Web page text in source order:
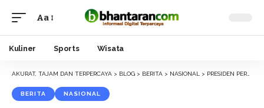
Font
Resizer
Aa
Kuliner Sports Wisata
AKURAT, TAJAM DAN TERPERCAYA > BLOG > BERITA > NASIONAL > PRESIDEN PERSILAKAN OPSI BELAJAR TATAP MUKA JIKA SELURUH PELAJAR TELAH DIVAKSIN
BERITA NASIONAL